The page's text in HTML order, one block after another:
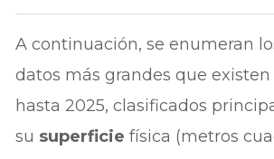
A continuación, se enumeran
datos más grandes que
hasta 2025, clasificados
su superficie física (metros